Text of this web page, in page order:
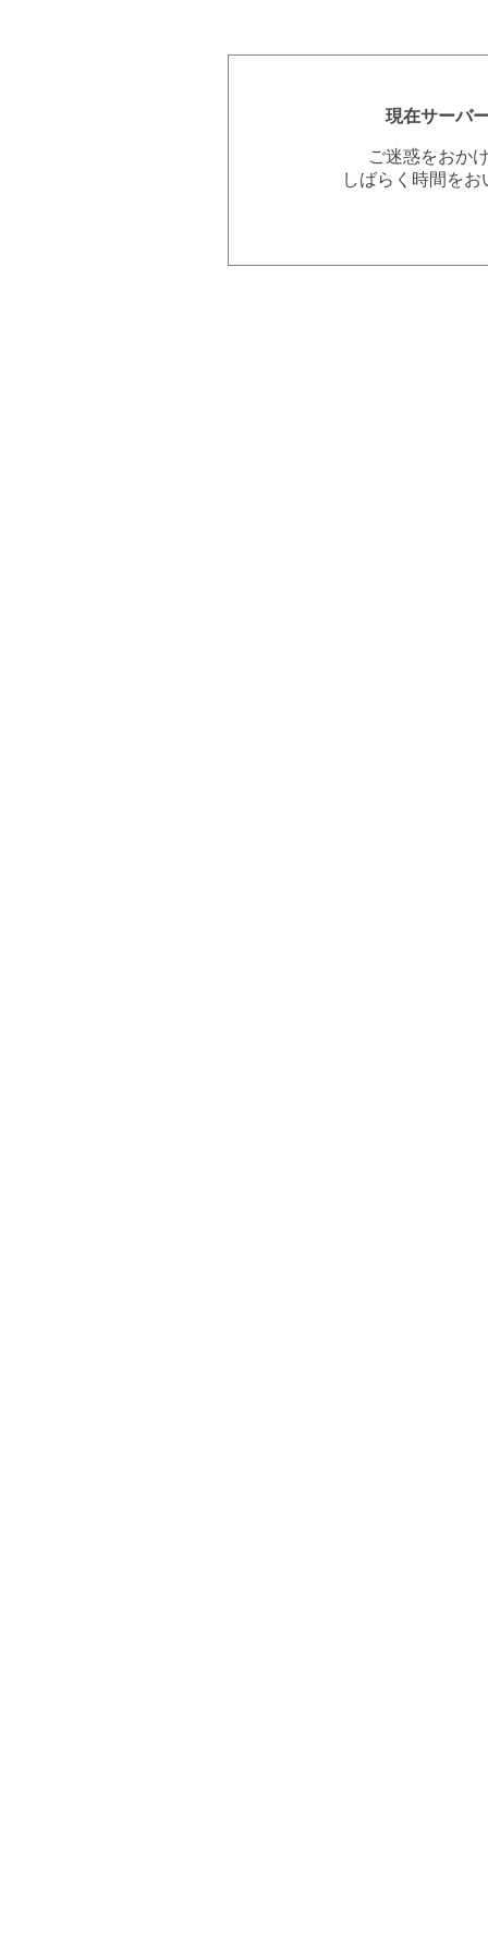
現在サーバ
ご迷惑をおか
しばらく時間を